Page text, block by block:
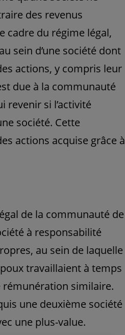
des revenus
cadre du régime légal,
sein d’une société dont
actions, y compris leur
due à la communauté
revenir si l’activité
société. Cette
actions acquise grâce à
de la communauté de
à responsabilité
au sein de laquelle
travaillaient à temps
rémunération similaire.
une deuxième société
une plus-value.